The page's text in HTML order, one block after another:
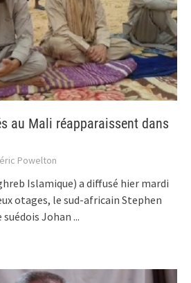
au Mali réapparaissent dans
Powelton
Islamique) a diffusé hier mardi
otages, le sud-africain Stephen
Johan ...